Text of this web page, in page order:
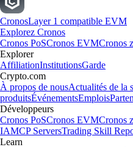
CronosLayer 1 compatible EVM
Explorez Cronos
Cronos PoSCronos EVMCronos
Explorer
AffiliationInstitutionsGarde
Crypto.com
À propos de nousActualités de la
produitsÉvénementsEmplois
Développeurs
Cronos PoSCronos EVMCronos
IAMCP ServersTrading Skill
Learn